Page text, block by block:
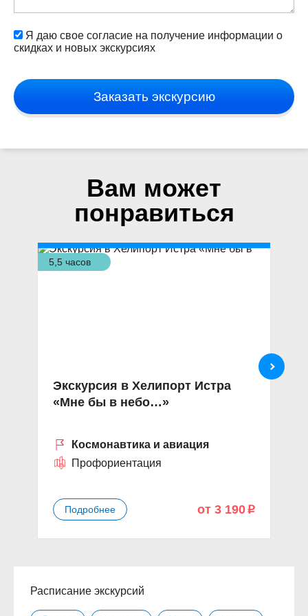
Я даю свое согласие на получение информации о
скидках и новых экскурсиях
Заказать экскурсию
Вам может
понравиться
5,5 часов
Экскурсия в Хелипорт Истра
«Мне бы в небо…»
Космонавтика и авиация
Профориентация
Подробнее от 3 190 p
Расписание экскурсий